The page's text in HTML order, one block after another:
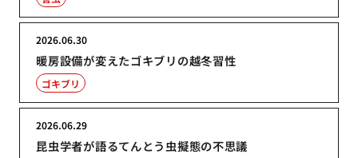
暖房設備が変えたゴキブリの越冬習性
2026.06.30
ゴキブリ
昆虫学者が語るてんとう虫擬態の不思議
2026.06.29